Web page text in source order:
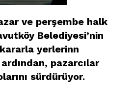
ve perşembe halk
Belediyesi’nin
yerlerinn
pazarcılar
sürdürüyor.